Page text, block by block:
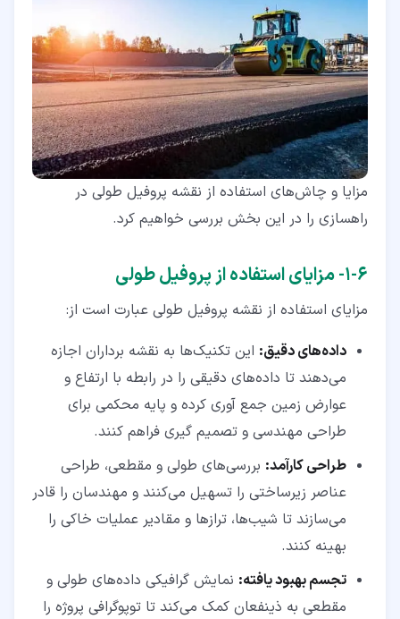
مزایا و چاش‌های استفاده از نقشه پروفیل طولی در
راهسازی را در این بخش بررسی خواهیم کرد.
۶‏-‏۱‏- مزایای استفاده از پروفیل طولی
مزایای استفاده از نقشه پروفیل طولی عبارت است از:
داده‌های دقیق: این تکنیک‌ها به نقشه ‌برداران اجازه
می‌دهند تا داده‌های دقیقی را در رابطه با ارتفاع و
عوارض زمین جمع ‌آوری کرده و پایه محکمی برای
طراحی مهندسی و تصمیم‌ گیری فراهم کنند.
طراحی کارآمد: بررسی‌های طولی و مقطعی، طراحی
عناصر زیرساختی را تسهیل می‌کنند و مهندسان را قادر
می‌سازند تا شیب‌ها، ترازها و مقادیر عملیات خاکی را
بهینه کنند.
تجسم بهبود یافته: نمایش گرافیکی داده‌های طولی و
مقطعی به ذینفعان کمک می‌کند تا توپوگرافی پروژه را